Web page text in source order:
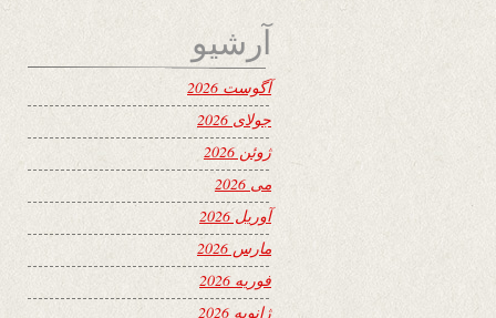
آرشیو
آگوست 2026
جولای 2026
ژوئن 2026
می 2026
آوریل 2026
مارس 2026
فوریه 2026
ژانویه 2026